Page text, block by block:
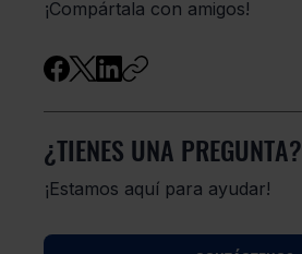
¡Compártala con amigos!
¿TIENES UNA PREGUNTA?
¡Estamos aquí para ayudar!